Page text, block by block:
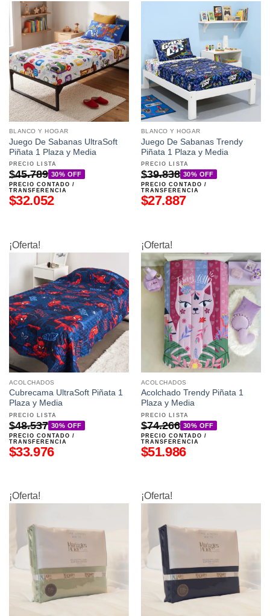
BLANCO Y HOGAR
Juego De Sabanas UltraSoft
Piñata 1 Plaza y Media
PRECIO LISTA
$45.789 30% OFF
PRECIO CONTADO /
TRANSFERENCIA
$32.052
BLANCO Y HOGAR
Juego De Sabanas Trendy
Piñata 1 Plaza y Media
PRECIO LISTA
$39.838 30% OFF
PRECIO CONTADO /
TRANSFERENCIA
$27.887
¡Oferta!
ACOLCHADOS
Cubrecama UltraSoft Piñata 1
Plaza y Media
PRECIO LISTA
$48.537 30% OFF
PRECIO CONTADO /
TRANSFERENCIA
$33.976
¡Oferta!
ACOLCHADOS
Acolchado Trendy Piñata 1
Plaza y Media
PRECIO LISTA
$74.266 30% OFF
PRECIO CONTADO /
TRANSFERENCIA
$51.986
¡Oferta! ¡Oferta!